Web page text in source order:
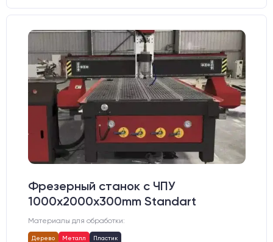
Фрезерный станок с ЧПУ
1000x2000x300mm Standart
Материалы для обработки:
Дерево Металл Пластик